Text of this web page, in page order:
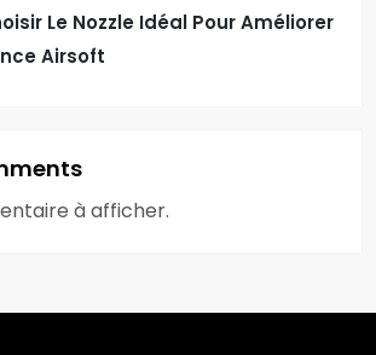
Le Nozzle Idéal Pour Améliorer
Airsoft
à afficher.